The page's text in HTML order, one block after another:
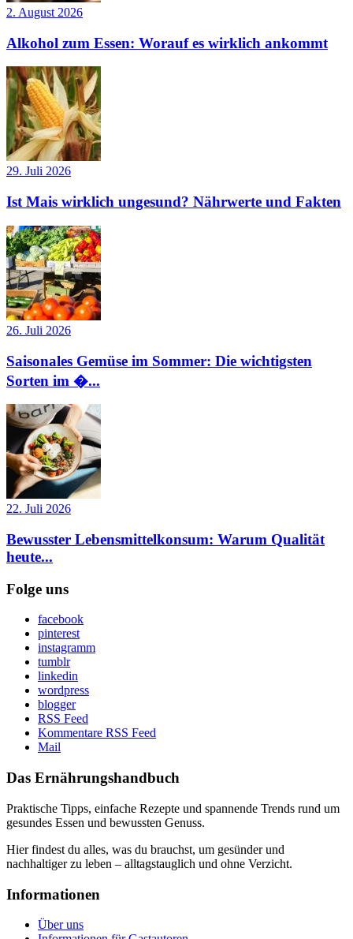
2. August 2026
Alkohol zum Essen: Worauf es wirklich ankommt
29. Juli 2026
Ist Mais wirklich ungesund? Nährwerte und Fakten
26. Juli 2026
Saisonales Gemüse im Sommer: Die wichtigsten
Sorten im �...
22. Juli 2026
Bewusster Lebensmittelkonsum: Warum Qualität
heute...
Folge uns
facebook
pinterest
instagramm
tumblr
linkedin
wordpress
blogger
RSS Feed
Kommentare RSS Feed
Mail
Das Ernährungshandbuch
Praktische Tipps, einfache Rezepte und spannende Trends rund um
gesundes Essen und bewussten Genuss.
Hier findest du alles, was du brauchst, um gesünder und
nachhaltiger zu leben – alltagstauglich und ohne Verzicht.
Informationen
Über uns